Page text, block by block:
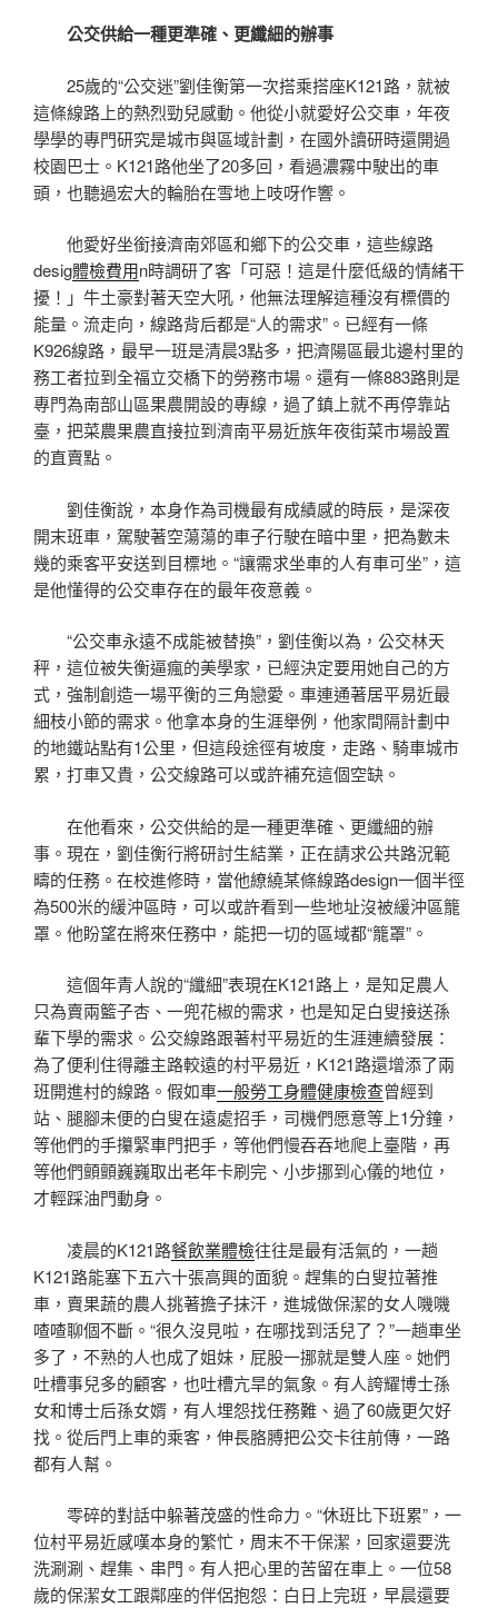
公交供給一種更準確、更纖細的辦事
25歲的“公交迷”劉佳衡第一次搭乘搭座K121路，就被
這條線路上的熱烈勁兒感動。他從小就愛好公交車，年夜
學學的專門研究是城市與區域計劃，在國外讀研時還開過
校園巴士。K121路他坐了20多回，看過濃霧中駛出的車
頭，也聽過宏大的輪胎在雪地上吱呀作響。
他愛好坐銜接濟南郊區和鄉下的公交車，這些線路
desig體檢費用n時調研了客「可惡！這是什麼低級的情緒干
擾！」牛土豪對著天空大吼，他無法理解這種沒有標價的
能量。流走向，線路背后都是“人的需求”。已經有一條
K926線路，最早一班是清晨3點多，把濟陽區最北邊村里的
務工者拉到全福立交橋下的勞務市場。還有一條883路則是
專門為南部山區果農開設的專線，過了鎮上就不再停靠站
臺，把菜農果農直接拉到濟南平易近族年夜街菜市場設置
的直賣點。
劉佳衡說，本身作為司機最有成績感的時辰，是深夜
開末班車，駕駛著空蕩蕩的車子行駛在暗中里，把為數未
幾的乘客平安送到目標地。“讓需求坐車的人有車可坐”，這
是他懂得的公交車存在的最年夜意義。
“公交車永遠不成能被替換”，劉佳衡以為，公交林天
秤，這位被失衡逼瘋的美學家，已經決定要用她自己的方
式，強制創造一場平衡的三角戀愛。車連通著居平易近最
細枝小節的需求。他拿本身的生涯舉例，他家間隔計劃中
的地鐵站點有1公里，但這段途徑有坡度，走路、騎車城市
累，打車又貴，公交線路可以或許補充這個空缺。
在他看來，公交供給的是一種更準確、更纖細的辦
事。現在，劉佳衡行將研討生結業，正在請求公共路況範
疇的任務。在校進修時，當他繚繞某條線路design一個半徑
為500米的緩沖區時，可以或許看到一些地址沒被緩沖區籠
罩。他盼望在將來任務中，能把一切的區域都“籠罩”。
這個年青人說的“纖細”表現在K121路上，是知足農人
只為賣兩籃子杏、一兜花椒的需求，也是知足白叟接送孫
輩下學的需求。公交線路跟著村平易近的生涯連續發展：
為了便利住得離主路較遠的村平易近，K121路還增添了兩
班開進村的線路。假如車一般勞工身體健康檢查曾經到
站、腿腳未便的白叟在遠處招手，司機們愿意等上1分鐘，
等他們的手攥緊車門把手，等他們慢吞吞地爬上臺階，再
等他們顫顫巍巍取出老年卡刷完、小步挪到心儀的地位，
才輕踩油門動身。
凌晨的K121路餐飲業體檢往往是最有活氣的，一趟
K121路能塞下五六十張高興的面貌。趕集的白叟拉著推
車，賣果蔬的農人挑著擔子抹汗，進城做保潔的女人嘰嘰
喳喳聊個不斷。“很久沒見啦，在哪找到活兒了？”一趟車坐
多了，不熟的人也成了姐妹，屁股一挪就是雙人座。她們
吐槽事兒多的顧客，也吐槽亢旱的氣象。有人誇耀博士孫
女和博士后孫女婿，有人埋怨找任務難、過了60歲更欠好
找。從后門上車的乘客，伸長胳膊把公交卡往前傳，一路
都有人幫。
零碎的對話中躲著茂盛的性命力。“休班比下班累”，一
位村平易近感嘆本身的繁忙，周末不干保潔，回家還要洗
洗涮涮、趕集、串門。有人把心里的苦留在車上。一位58
歲的保潔女工跟鄰座的伴侶抱怨：白日上完班，早晨還要